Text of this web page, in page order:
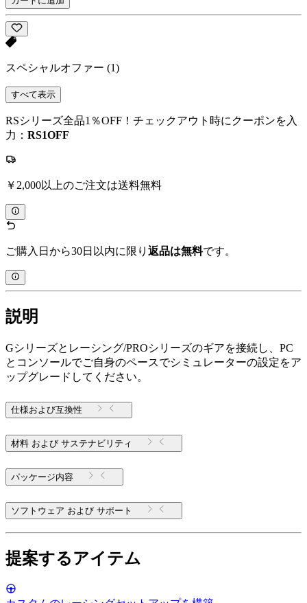
スペシャルオファー (1)
すべて表示
RSシリーズ全品1％OFF！チェックアウト時にクーポンを入
力： RS1OFF
￥2,000以上のご注文は送料無料
ご購入日から30日以内に限り 返品は無料です。
説明
Gシリーズとレーシング/PROシリーズのギアを接続し、PC
とコンソールでご自身のペースでシミュレーターの設定をア
ップグレードしてください。
仕様および互換性
材料 および サステナビリティ
パッケージ内容
ソフトウェア および サポート
提案するアイテム